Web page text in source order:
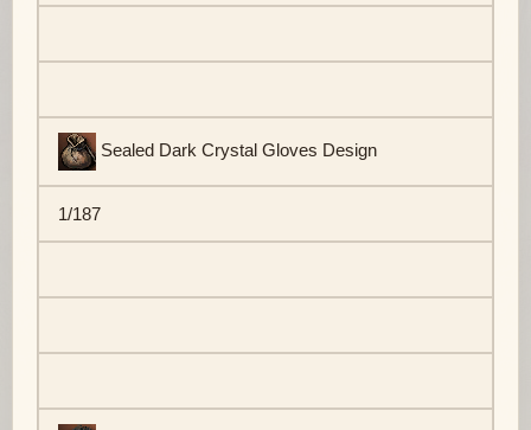
Sealed Dark Crystal Gloves Design
1/187